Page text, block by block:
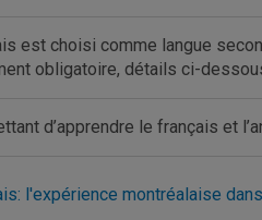
est choisi comme langue
obligatoire, détails ci-
d’apprendre le français et
l'expérience montréalaise dans